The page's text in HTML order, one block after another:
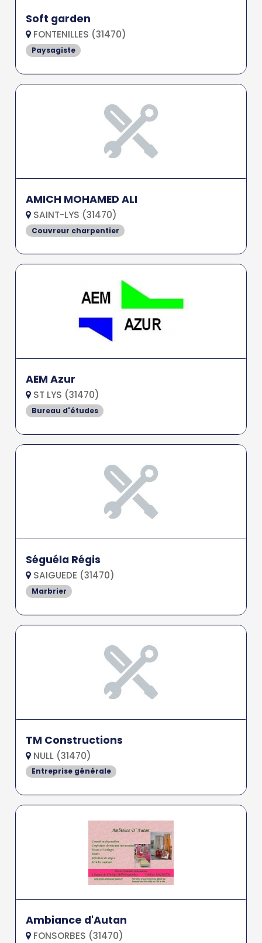
Soft garden
FONTENILLES (31470)
Paysagiste
AMICH MOHAMED ALI
SAINT-LYS (31470)
Couvreur charpentier
AEM Azur
ST LYS (31470)
Bureau d'études
Séguéla Régis
SAIGUEDE (31470)
Marbrier
TM Constructions
NULL (31470)
Entreprise générale
Ambiance d'Autan
FONSORBES (31470)